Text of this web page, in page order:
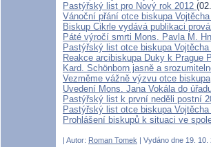
Pastýřský list pro Nový rok 2012
Vánoční přání otce biskupa
Biskup Cikrle vydává publikaci
Páté výročí smrti Mons. Pavla M.
Pastýřský list otce biskupa
Reakce arcibiskupa Duky k Prague
Kard. Schönborn jasně a
Vezměme vážně výzvu otce biskupa
Uvedení Mons. Jana Vokála do
Pastýřský list k první neděli postní
Pastýřský list otce biskupa
Prohlášení biskupů k situaci ve
| Autor: Roman Tomek | Vydáno dne 19.